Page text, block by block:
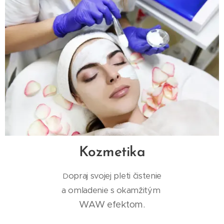
Kozmetika
Dopraj svojej pleti čistenie
a omladenie s okamžitým
WAW efektom.